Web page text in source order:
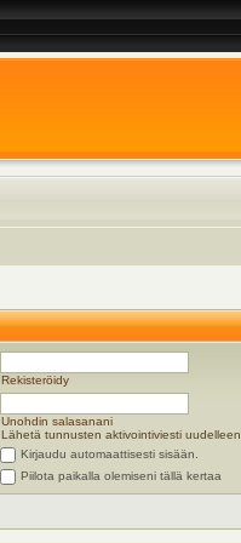
Rekisteröidy
Unohdin salasanani
Lähetä tunnusten aktivointiviesti uudelleen
Kirjaudu automaattisesti sisään.
Piilota paikalla olemiseni tällä kertaa